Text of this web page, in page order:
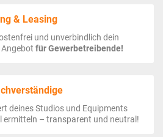
& Leasing
und unverbindlich dein
für Gewerbetreibende!
deines Studios und Equipments
ermitteln – transparent und neutral!